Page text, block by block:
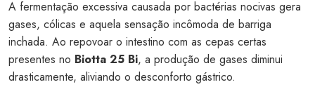
A fermentação excessiva causada por bactérias nocivas gera
gases, cólicas e aquela sensação incômoda de barriga
inchada. Ao repovoar o intestino com as cepas certas
presentes no Biotta 25 Bi, a produção de gases diminui
drasticamente, aliviando o desconforto gástrico.